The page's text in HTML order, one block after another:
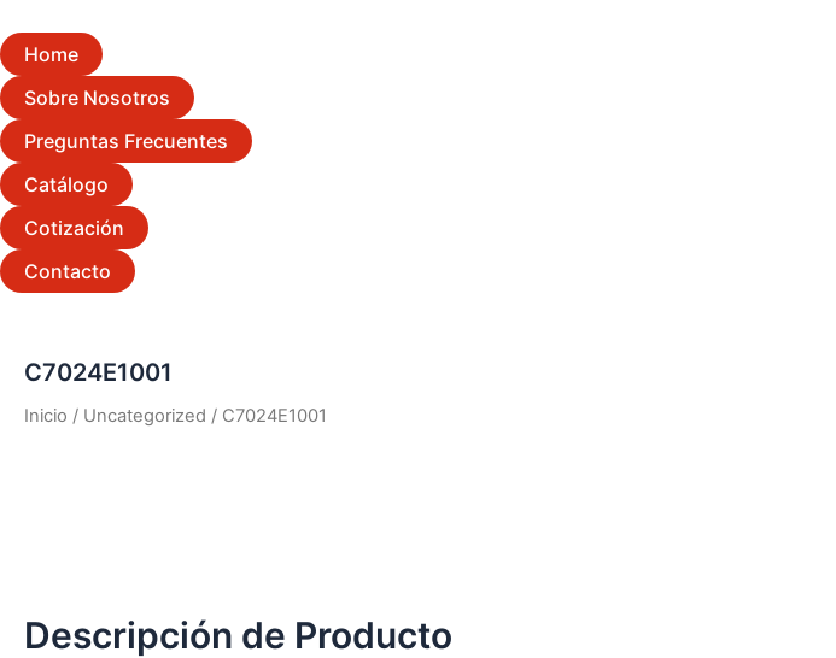
Home
Sobre Nosotros
Preguntas Frecuentes
Catálogo
Cotización
Contacto
C7024E1001
Inicio / Uncategorized / C7024E1001
Descripción de Producto